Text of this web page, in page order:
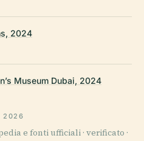
2024
Museum Dubai, 2024
2026
e fonti ufficiali · verificato ·